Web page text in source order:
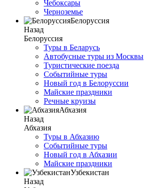
Чебоксары
Черноземье
Белоруссия
Назад
Белоруссия
Туры в Беларусь
Автобусные туры из Москвы
Туристические поезда
Событийные туры
Новый год в Белоруссии
Майские праздники
Речные круизы
Абхазия
Назад
Абхазия
Туры в Абхазию
Событийные туры
Новый год в Абхазии
Майские праздники
Узбекистан
Назад